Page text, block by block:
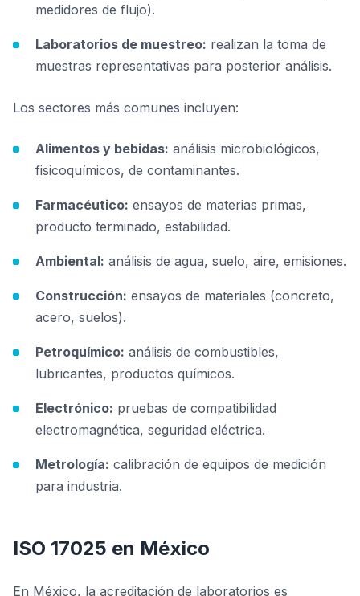
medidores de flujo).
Laboratorios de muestreo: realizan la toma de
muestras representativas para posterior análisis.
Los sectores más comunes incluyen:
Alimentos y bebidas: análisis microbiológicos,
fisicoquímicos, de contaminantes.
Farmacéutico: ensayos de materias primas,
producto terminado, estabilidad.
Ambiental: análisis de agua, suelo, aire, emisiones.
Construcción: ensayos de materiales (concreto,
acero, suelos).
Petroquímico: análisis de combustibles,
lubricantes, productos químicos.
Electrónico: pruebas de compatibilidad
electromagnética, seguridad eléctrica.
Metrología: calibración de equipos de medición
para industria.
ISO 17025 en México
En México, la acreditación de laboratorios es